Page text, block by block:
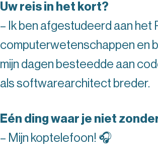
Uw reis in het kort?
– Ik ben afgestudeerd aan het
computerwetenschappen en
mijn dagen besteedde aan
als softwarearchitect breder.
Eén ding waar je niet
– Mijn koptelefoon! 🎧